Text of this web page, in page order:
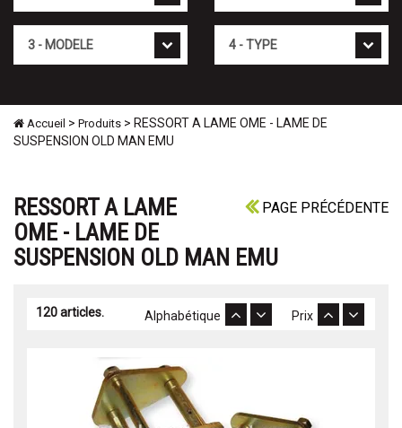
Accueil > Produits > RESSORT A LAME OME - LAME DE
SUSPENSION OLD MAN EMU
PAGE PRÉCÉDENTE
RESSORT A LAME
OME - LAME DE
SUSPENSION OLD MAN EMU
120 articles. Prix
Alphabétique